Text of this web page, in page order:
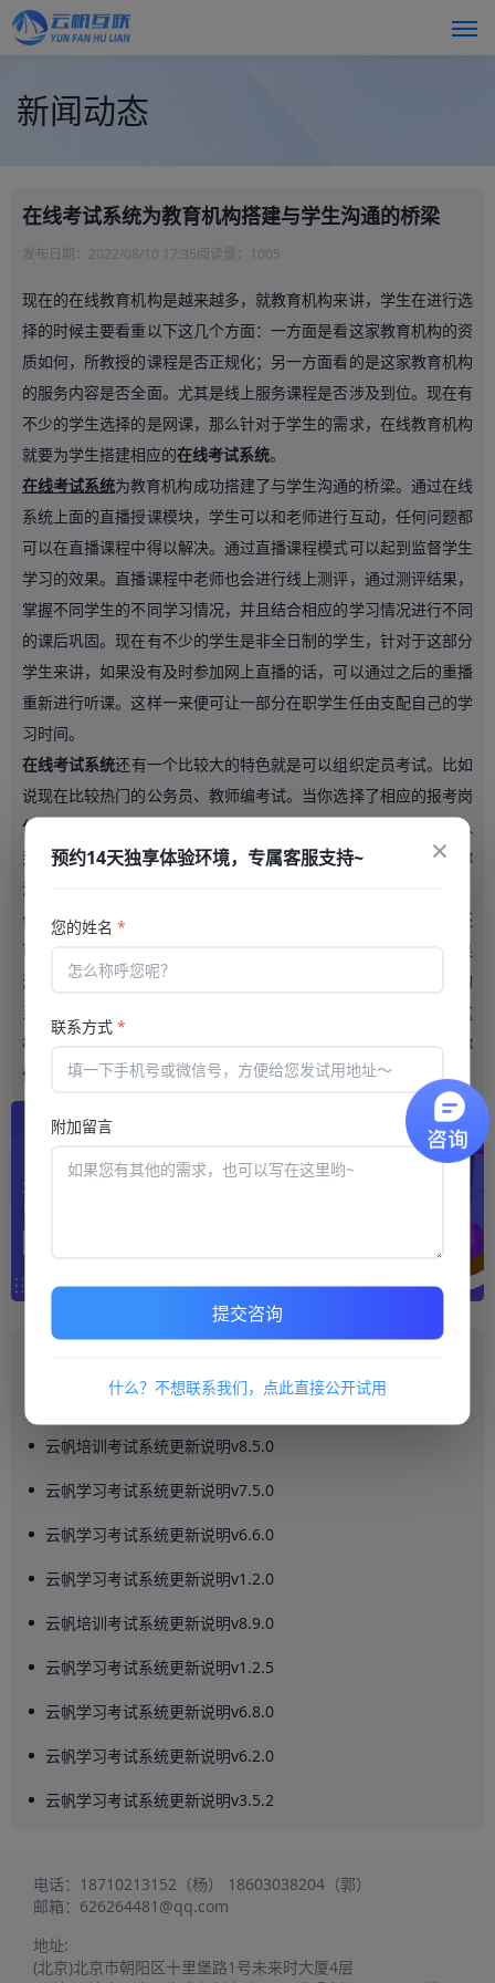
新闻动态
在线考试系统为教育机构搭建与学生沟通的桥梁
发布日期： 2022/08/10 17:35阅读量： 1005
现在的在线教育机构是越来越多，就教育机构来讲，学生在进行选
择的时候主要看重以下这几个方面：一方面是看这家教育机构的资
质如何，所教授的课程是否正规化；另一方面看的是这家教育机构
的服务内容是否全面。尤其是线上服务课程是否涉及到位。现在有
不少的学生选择的是网课，那么针对于学生的需求，在线教育机构
就要为学生搭建相应的在线考试系统。
在线考试系统为教育机构成功搭建了与学生沟通的桥梁。通过在线
系统上面的直播授课模块，学生可以和老师进行互动，任何问题都
可以在直播课程中得以解决。通过直播课程模式可以起到监督学生
学习的效果。直播课程中老师也会进行线上测评，通过测评结果，
掌握不同学生的不同学习情况，并且结合相应的学习情况进行不同
的课后巩固。现在有不少的学生是非全日制的学生，针对于这部分
学生来讲，如果没有及时参加网上直播的话，可以通过之后的重播
重新进行听课。这样一来便可让一部分在职学生任由支配自己的学
习时间。
在线考试系统还有一个比较大的特色就是可以组织定员考试。比如
说现在比较热门的公务员、教师编考试。当你选择了相应的报考岗
位，那么在这一批学生当中跟你选择同一批报考岗位的人将会进入
到同样的模块中进行相应的考试。从最终的考试结果中也能够让你
清楚竞争对手的实力，以便于激起你的学习斗志。
优质的在线考试系统
能够学生接触到更多不同类型的题目，同时还
可以起到一个有效的监督作用。有不少的学生在学习的过程中如果
没有人监督的话会产生惰性，甚至很长时间都会放弃学习。而好的
系统需要你进行在线打卡，每天坚持打卡会有相应的奖励机制，这
样不仅能够激励学生每天坚持打卡，同时让学生也能够更加信任你
们的机构。这对于教育机构来讲是非常难得的。
云帆学习考试系统更新说明v1.5.0
云帆培训考试系统更新说明v8.5.0
云帆学习考试系统更新说明v7.5.0
云帆学习考试系统更新说明v6.6.0
云帆学习考试系统更新说明v1.2.0
云帆培训考试系统更新说明v8.9.0
云帆学习考试系统更新说明v1.2.5
云帆学习考试系统更新说明v6.8.0
云帆学习考试系统更新说明v6.2.0
云帆学习考试系统更新说明v3.5.2
电话： 18710213152（杨）
18603038204（郭）
邮箱： 626264481@qq.com
地址:
(北京)北京市朝阳区十里堡路1号未来时大厦4层
×
预约14天独享体验环境，专属客服支持~
您的姓名*
联系方式*
附加留言
提交咨询
什么？不想联系我们，点此直接公开试用